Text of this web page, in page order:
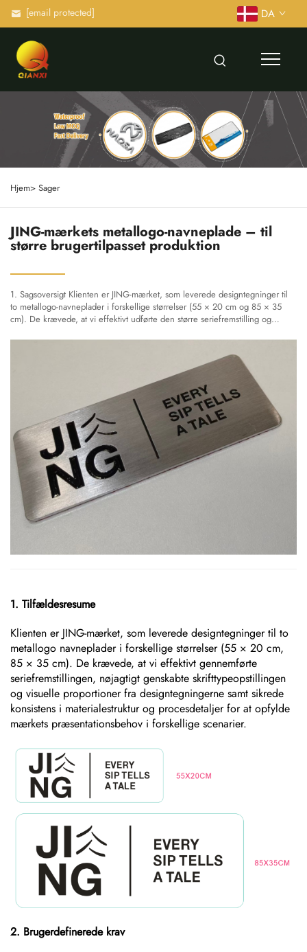
[email protected] DA
Hjem> Sager
JING-mærkets metallogo-navneplade – til
større brugertilpasset produktion
1. Sagsoversigt Klienten er JING-mærket, som leverede designtegninger til
to metallogo-navneplader i forskellige størrelser (55 × 20 cm og 85 × 35
cm). De krævede, at vi effektivt udførte den større seriefremstilling og
1. Tilfældesresume
Klienten er JING-mærket, som leverede designtegninger til to
metallogo navneplader i forskellige størrelser (55 × 20 cm,
85 × 35 cm). De krævede, at vi effektivt gennemførte
seriefremstillingen, nøjagtigt genskabte skrifttypeopstillingen
og visuelle proportioner fra designtegningerne samt sikrede
konsistens i materialestruktur og procesdetaljer for at opfylde
mærkets præsentationsbehov i forskellige scenarier.
2. Brugerdefinerede krav